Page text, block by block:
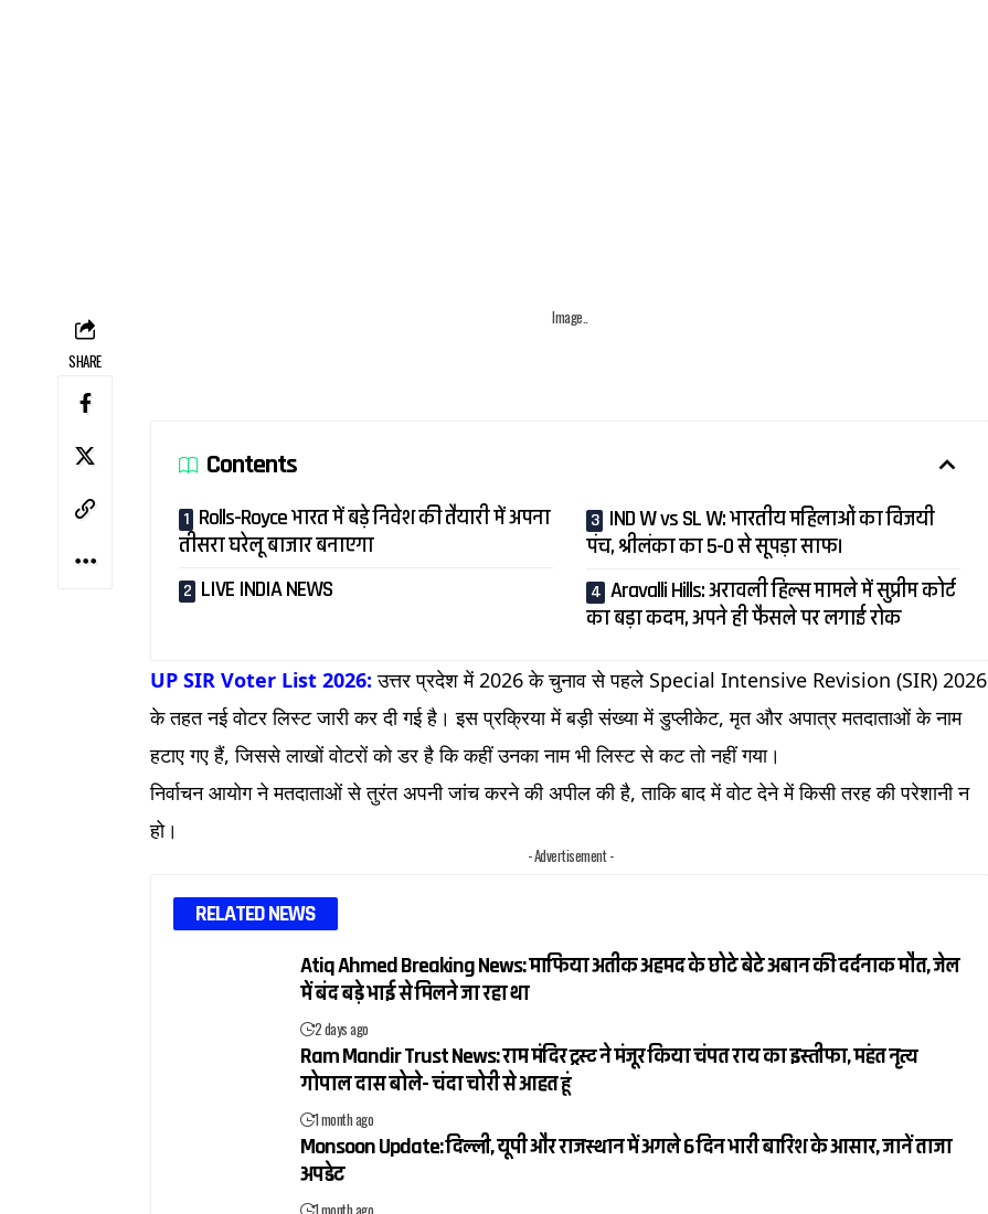
SHARE
Image..
Contents
Rolls-Royce भारत में बड़े निवेश की तैयारी में अपना
तीसरा घरेलू बाजार बनाएगा
LIVE INDIA NEWS
IND W vs SL W: भारतीय महिलाओं का विजयी
पंच, श्रीलंका का 5-0 से सूपड़ा साफ।
Aravalli Hills: अरावली हिल्स मामले में सुप्रीम कोर्ट
का बड़ा कदम, अपने ही फैसले पर लगाई रोक
UP SIR Voter List 2026: उत्तर प्रदेश में 2026 के चुनाव से पहले Special Intensive Revision (SIR) 2026
के तहत नई वोटर लिस्ट जारी कर दी गई है। इस प्रक्रिया में बड़ी संख्या में डुप्लीकेट, मृत और अपात्र मतदाताओं के नाम
हटाए गए हैं, जिससे लाखों वोटरों को डर है कि कहीं उनका नाम भी लिस्ट से कट तो नहीं गया।
निर्वाचन आयोग ने मतदाताओं से तुरंत अपनी जांच करने की अपील की है, ताकि बाद में वोट देने में किसी तरह की परेशानी न
हो।
- Advertisement -
RELATED NEWS
Atiq Ahmed Breaking News: माफिया अतीक अहमद के छोटे बेटे अबान की दर्दनाक मौत, जेल
में बंद बड़े भाई से मिलने जा रहा था
2 days ago
Ram Mandir Trust News: राम मंदिर ट्रस्ट ने मंजूर किया चंपत राय का इस्तीफा, महंत नृत्य
गोपाल दास बोले- चंदा चोरी से आहत हूं
1 month ago
Monsoon Update: दिल्ली, यूपी और राजस्थान में अगले 6 दिन भारी बारिश के आसार, जानें ताजा
अपडेट
1 month ago